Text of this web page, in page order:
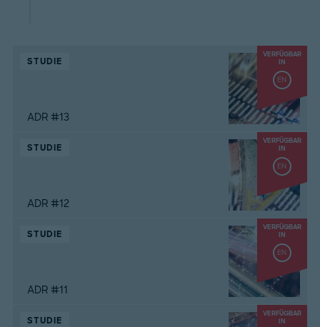
VERFÜGBAR
IN
EN
STUDIE
ADR #13
VERFÜGBAR
IN
EN
STUDIE
ADR #12
VERFÜGBAR
IN
EN
STUDIE
ADR #11
VERFÜGBAR
IN
STUDIE